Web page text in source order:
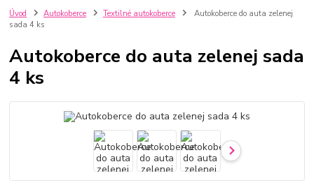
Úvod Autokoberce Textilné autokoberce
Autokoberce do auta zelenej
sada 4 ks
Autokoberce do auta zelenej sada
4 ks